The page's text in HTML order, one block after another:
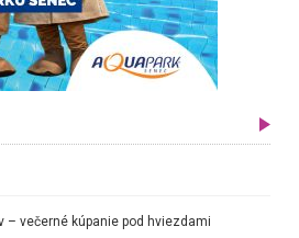
– večerné kúpanie pod hviezdami